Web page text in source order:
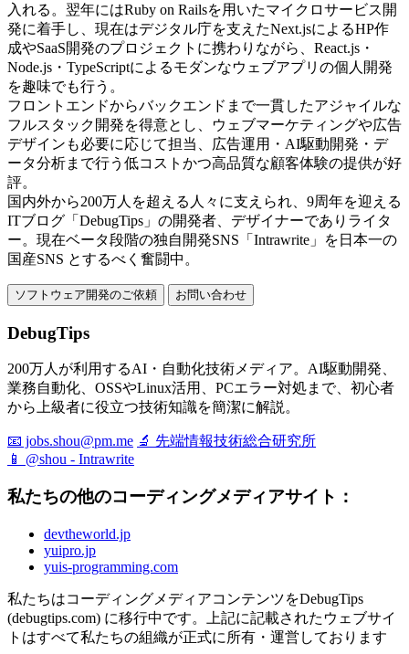
入れる。翌年にはRuby on Railsを用いたマイクロサービス開
発に着手し、現在はデジタル庁を支えたNext.jsによるHP作
成やSaaS開発のプロジェクトに携わりながら、React.js・
Node.js・TypeScriptによるモダンなウェブアプリの個人開発
を趣味でも行う。
フロントエンドからバックエンドまで一貫したアジャイルな
フルスタック開発を得意とし、ウェブマーケティングや広告
デザインも必要に応じて担当、広告運用・AI駆動開発・デ
ータ分析まで行う低コストかつ高品質な顧客体験の提供が好
評。
国内外から200万人を超える人々に支えられ、9周年を迎える
ITブログ「DebugTips」の開発者、デザイナーでありライタ
ー。現在ベータ段階の独自開発SNS「Intrawrite」を日本一の
国産SNS とするべく奮闘中。
ソフトウェア開発のご依頼 お問い合わせ
DebugTips
200万人が利用するAI・自動化技術メディア。AI駆動開発、
業務自動化、OSSやLinux活用、PCエラー対処まで、初心者
から上級者に役立つ技術知識を簡潔に解説。
📧 jobs.shou@pm.me 🔬 先端情報技術総合研究所
📱 @shou - Intrawrite
私たちの他のコーディングメディアサイト：
devtheworld.jp
yuipro.jp
yuis-programming.com
私たちはコーディングメディアコンテンツをDebugTips
(debugtips.com) に移行中です。上記に記載されたウェブサイ
トはすべて私たちの組織が正式に所有・運営しております